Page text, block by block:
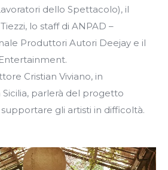
dello Spettacolo), il
lo staff di ANPAD –
Produttori Autori Deejay e il
Cristian Viviano, in
parlerà del progetto
gli artisti in difficoltà.